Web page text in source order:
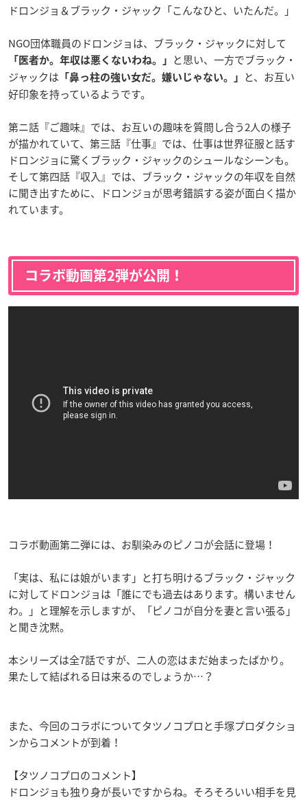
ドロンジョ＆ブラック・ジャック「こんなひと、いたんだ。」
NGO団体職員のドロンジョは、ブラック・ジャックに対して
「医者か。年収は悪くないわね。」
と思い、一方でブラック・
ジャックは 「鼻っ柱の強い女だ。嫌いじゃない。」
と、お互い
好印象を持っているようです。
第ニ話『ご趣味』では、お互いの趣味を質問し合う2人の様子
が描かれていて、第三話『仕事』では、仕事は世界征服と話す
ドロンジョに驚くブラック・ジャックのシュールなシーンも。
そして第四話『収入』では、ブラック・ジャックの年収を自然
に聞き出すために、ドロンジョが思考錯誤する姿が面白く描か
れています。
コラボ動画第2弾が公開！
コラボ動画第二弾には、お馴染みのピノコが会話に登場！
「実は、私には娘がいます」と打ち明けるブラック・ジャック
に対してドロンジョは「誰にでも過去はあります。構いません
わ。」と理解を示しますが、「ピノコが自分を妻と言い張る」
と聞き沈黙。
本シリーズは全7話ですが、二人の恋はまだ始まったばかり。
果たして結ばれる日は来るのでしょうか…？
また、今回のコラボについてタツノコプロと手塚プロダクショ
ンからコメントが到着！
【タツノコプロのコメント】
ドロンジョも独り身が長いですからね。そろそろいい相手を見